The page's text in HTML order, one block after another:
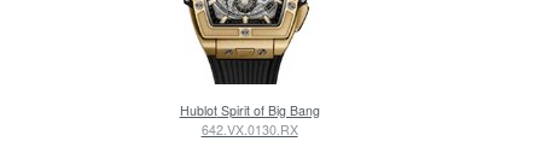
HublotSpirit of Big Bang
642.VX.0130.RX